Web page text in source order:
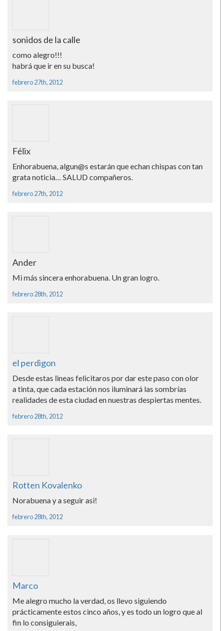
sonidos de la calle
como alegro!!!
habrá que ir en su busca!
febrero 27th, 2012
Félix
Enhorabuena, algun@s estarán que echan chispas con tan
grata noticia… SALUD compañeros.
febrero 27th, 2012
Ander
Mi más sincera enhorabuena. Un gran logro.
febrero 28th, 2012
el perdigon
Desde estas lineas felicitaros por dar este paso con olor
a tinta, que cada estación nos iluminará las sombrí­as
realidades de esta ciudad en nuestras despiertas mentes.
febrero 28th, 2012
Rotten Kovalenko
Norabuena y a seguir asi!
febrero 28th, 2012
Marco
Me alegro mucho la verdad, os llevo siguiendo
prácticamente estos cinco años, y es todo un logro que al
fin lo consiguierais,